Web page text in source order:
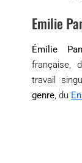
Emilie
Émilie
française,
travail
genre, du